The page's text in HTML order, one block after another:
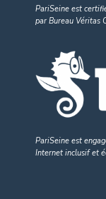
PariSeine est
par Bureau Véritas
PariSeine est
Internet inclusif et